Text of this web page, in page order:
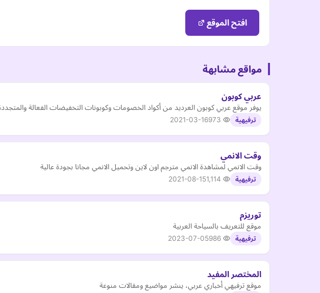
افتح الموقع
مواقع مشابهة
عربي كوبون
يوفر موقع عربي كوبون العرديد من أكواد الخصومات وكوبونات التخفيضات الفعالة
ترفيهية 2021-03-16
وقت الانمي
وقت الانمي لمشاهدة الانمي مترجم اون لاين وتحميل الانمي مجانا بجودة عالية
ترفيهية 2021-08-15
توريزم
موقع للتعريف بالسياحة العربية
ترفيهية 2023-07-05
المختصر المفيد
موقع ترفيهي أخباري عربي، ينشر مواضيع ومقالات منوعة